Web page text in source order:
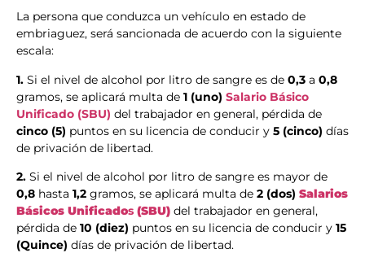
La persona que conduzca un vehículo en estado de
embriaguez, será sancionada de acuerdo con la siguiente
escala:
1. Si el nivel de alcohol por litro de sangre es de 0,3 a 0,8
gramos, se aplicará multa de 1 (uno) Salario Básico
Unificado (SBU) del trabajador en general, pérdida de
cinco (5) puntos en su licencia de conducir y 5 (cinco) días
de privación de libertad.
2. Si el nivel de alcohol por litro de sangre es mayor de
0,8 hasta 1,2 gramos, se aplicará multa de 2 (dos) Salarios
Básicos Unificados (SBU) del trabajador en general,
pérdida de 10 (diez) puntos en su licencia de conducir y 15
(Quince) días de privación de libertad.